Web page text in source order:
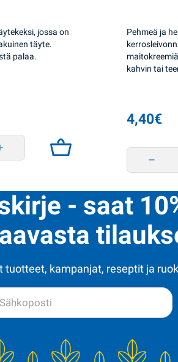
jossa on
täyte.
palaa.
330g BSc quantity
Pehmeä ja
kahvin tai
4,40€
Biskuitti
- saat
tuotteet, kampanjat, reseptit ja